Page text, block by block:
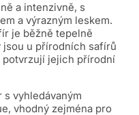
a intenzivně, s
a výrazným leskem.
je běžně tepelně
u přírodních safírů
potvrzují jejich přírodní
vyhledávaným
vhodný zejména pro